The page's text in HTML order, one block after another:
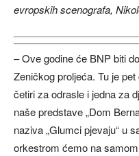
evropskih scenografa,
– Ove godine će BNP biti
Zeničkog proljeća. Tu je
četiri za odrasle i jedna za
naše predstave „Dom
naziva „Glumci pjevaju“ u
orkestrom ćemo na